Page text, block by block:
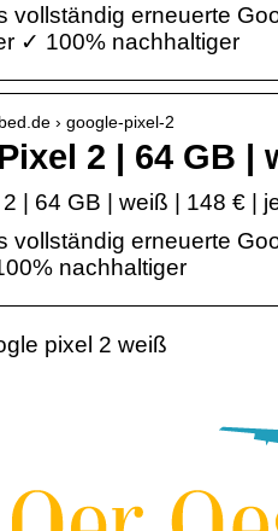
vollständig erneuerte
✓ 100% nachhaltiger
› google-pixel-2
2 | 64 GB |
| 64 GB | weiß | 148 € |
vollständig erneuerte
nachhaltiger
pixel 2 weiß